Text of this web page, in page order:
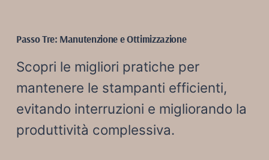
Passo Tre: Manutenzione e Ottimizzazione
Scopri le migliori pratiche per
mantenere le stampanti efficienti,
evitando interruzioni e migliorando la
produttività complessiva.